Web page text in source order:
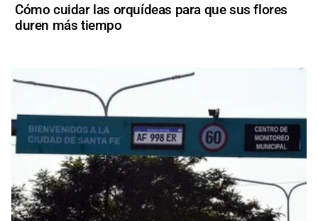
Cómo cuidar las orquídeas para que sus flores
duren más tiempo